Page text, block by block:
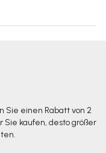
Sie einen Rabatt von 2
Sie kaufen, desto größer